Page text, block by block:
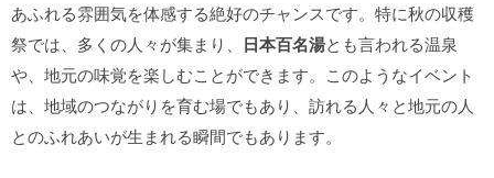
あふれる雰囲気を体感する絶好のチャンスです。特に秋の収穫
祭では、多くの人々が集まり、 日本百名湯とも言われる温泉
や、地元の味覚を楽しむことができます。このようなイベント
は、地域のつながりを育む場でもあり、訪れる人々と地元の人
とのふれあいが生まれる瞬間でもあります。